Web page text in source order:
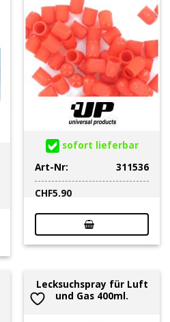
sofort lieferbar
Art-Nr:
311536
CHF5.90
Lecksuchspray für Luft
und Gas 400ml.